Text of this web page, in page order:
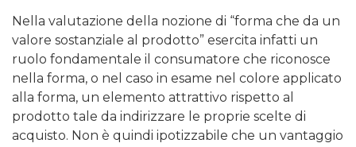
Nella valutazione della nozione di “forma che da un
valore sostanziale al prodotto” esercita infatti un
ruolo fondamentale il consumatore che riconosce
nella forma, o nel caso in esame nel colore applicato
alla forma, un elemento attrattivo rispetto al
prodotto tale da indirizzare le proprie scelte di
acquisto. Non è quindi ipotizzabile che un vantaggio